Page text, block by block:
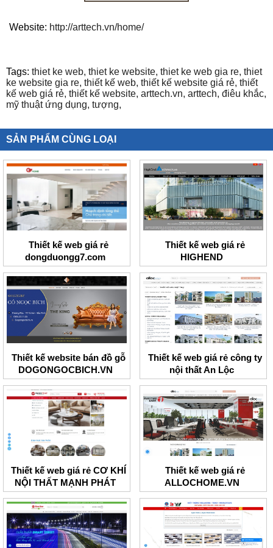
Website: http://arttech.vn/home/
Tags: thiet ke web, thiet ke website, thiet ke web gia re, thiet
ke website gia re, thiết kế web, thiết kế website giá rẻ, thiết
kế web giá rẻ, thiết kế website, arttech.vn, arttech, điêu khắc,
mỹ thuật ứng dụng, tượng,
SẢN PHẨM CÙNG LOẠI
Thiết kế web giá rẻ
dongduongg7.com
Thiết kế web giá rẻ
HIGHEND
Thiết kế website bán đồ gỗ
DOGONGOCBICH.VN
Thiết kế web giá rẻ công ty
nội thất An Lộc
Thiết kế web giá rẻ CƠ KHÍ
NỘI THẤT MẠNH PHÁT
Thiết kế web giá rẻ
ALLOCHOME.VN